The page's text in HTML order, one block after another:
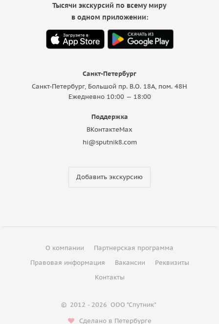
Санкт-Петербург
Санкт-Петербург, Большой пр. В.О. 18A, пом. 48Н
Ежедневно 10:00 — 18:00
Поддержка
ВКонтактеMax
hi@sputnik8.com
Добавить экскурсию
Тысячи экскурсий по всему миру
в одном приложении:
О компании
Партнерская программа
Правовая информация
Вакансии
Реквизиты
Контакты
© 2012 - 2026 ООО "Спутник"
Сделано в Петербурге